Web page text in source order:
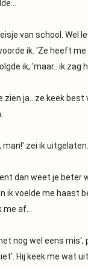
van school. Wel
ik. 'Ze heeft me
ik, 'maar.. ik zag
ja.. ze keek best
zei ik uitgelaten.
dan weet je beter
ik voelde me haast
af...
nog wel eens mis',
Hij keek me wat